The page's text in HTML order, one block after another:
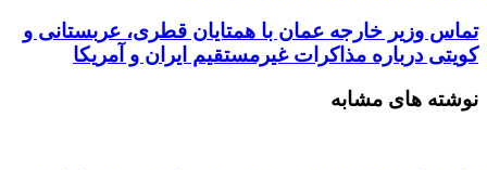
تماس وزیر خارجه عمان با همتایان قطری، عربستانی و
کویتی درباره مذاکرات غیرمستقیم ایران و آمریکا
نوشته های مشابه